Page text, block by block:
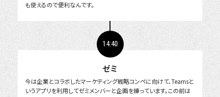
も使えるので便利なんです。
14:40
ゼミ
今は企業とコラボしたマーケティング戦略コンペに向けて、Teamsと
いうアプリを利用してゼミメンバーと企画を練っています。この前は